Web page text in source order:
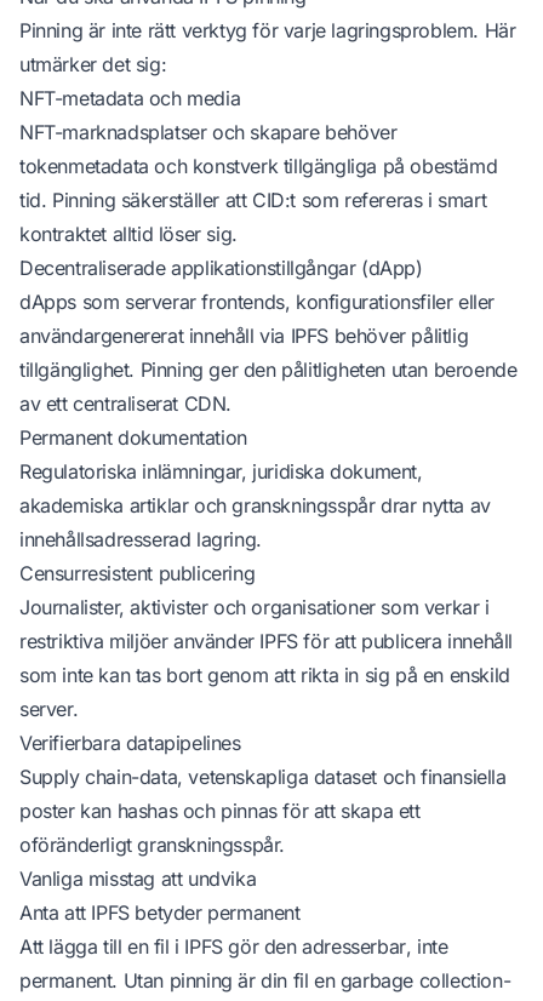
Pinning är inte rätt verktyg för varje lagringsproblem. Här
utmärker det sig:
NFT-metadata och media
NFT-marknadsplatser och skapare behöver
tokenmetadata och konstverk tillgängliga på obestämd
tid. Pinning säkerställer att CID:t som refereras i smart
kontraktet alltid löser sig.
Decentraliserade applikationstillgångar (dApp)
dApps som serverar frontends, konfigurationsfiler eller
användargenererat innehåll via IPFS behöver pålitlig
tillgänglighet. Pinning ger den pålitligheten utan beroende
av ett centraliserat CDN.
Permanent dokumentation
Regulatoriska inlämningar, juridiska dokument,
akademiska artiklar och granskningsspår drar nytta av
innehållsadresserad lagring.
Censurresistent publicering
Journalister, aktivister och organisationer som verkar i
restriktiva miljöer använder IPFS för att publicera innehåll
som inte kan tas bort genom att rikta in sig på en enskild
server.
Verifierbara datapipelines
Supply chain-data, vetenskapliga dataset och finansiella
poster kan hashas och pinnas för att skapa ett
oföränderligt granskningsspår.
Vanliga misstag att undvika
Anta att IPFS betyder permanent
Att lägga till en fil i IPFS gör denadresserbar, inte
permanent. Utan pinning är din fil en garbage collection-